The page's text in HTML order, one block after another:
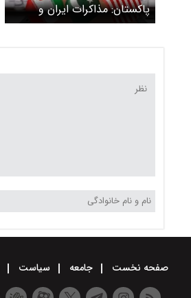
پاکستان: مذاکرات ایران و
آمریکا به بن بست نرسیده
صفحه نخست جامعه سیاست